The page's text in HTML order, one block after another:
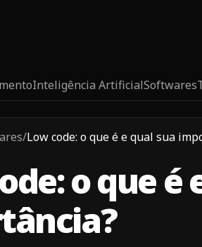
Inteligência ArtificialSoftwares
/Low code: o que é e qual sua
o que é